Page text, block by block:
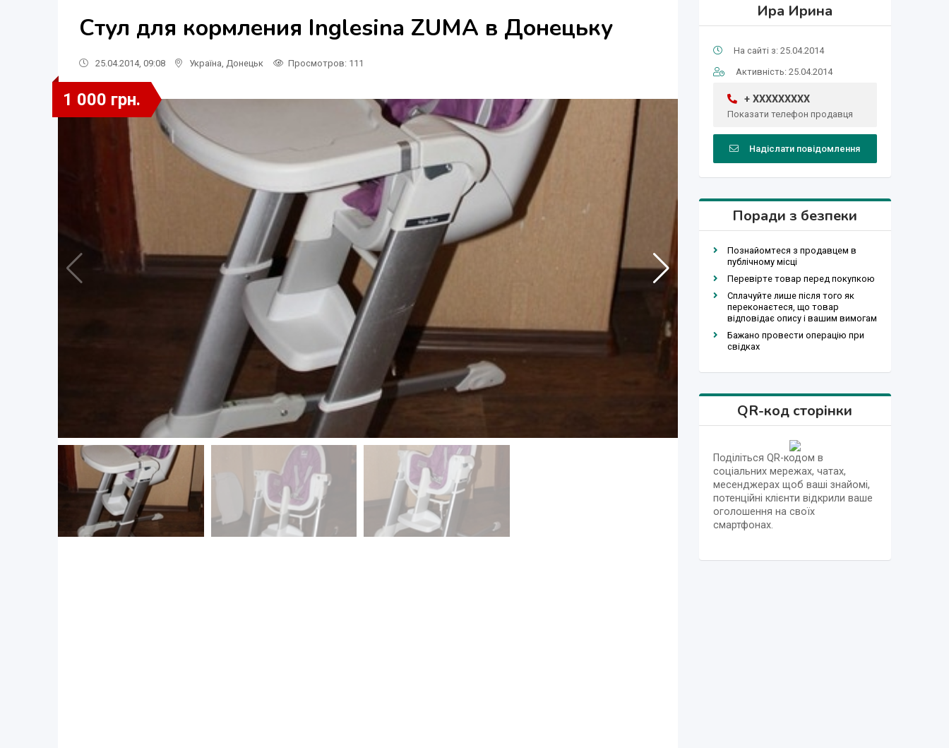
Стул для кормления Inglesina ZUMA в Донецьку
25.04.2014, 09:08 Україна Донецьк Просмотров: 111
1 000 грн.
Ира Ирина
На сайті з: 25.04.2014
Активність: 25.04.2014
+ XXXXXXXXX
Показати телефон продавця
Надіслати повідомлення
Поради з безпеки
Познайомтеся з продавцем в
публічному місці
Перевірте товар перед покупкою
Сплачуйте лише після того як
переконаєтеся, що товар
відповідає опису і вашим вимогам
Бажано провести операцію при
свідках
QR-код сторінки
Поділіться QR-кодом в
соціальних мережах, чатах,
месенджерах щоб ваші знайомі,
потенційні клієнти відкрили ваше
оголошення на своїх
смартфонах.